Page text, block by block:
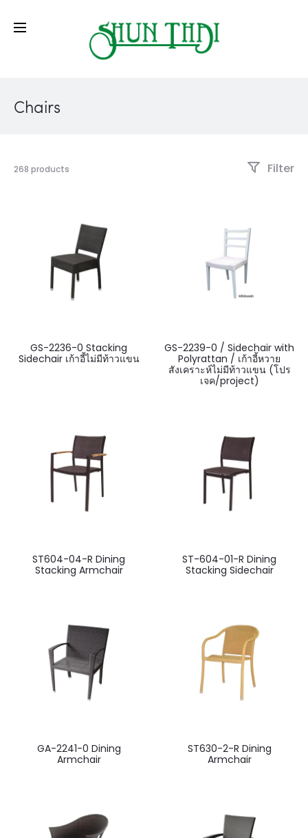
Chairs
268 products Filter
GS-2236-0 Stacking
Sidechair เก้าอี้ไม่มีท้าวแขน
GS-2239-0 / Sidechair with
Polyrattan / เก้าอี้หวาย
สังเคราะห์ไม่มีท้าวแขน (โปร
เจค/project)
ST604-04-R Dining
Stacking Armchair
ST-604-01-R Dining
Stacking Sidechair
GA-2241-0 Dining
Armchair
ST630-2-R Dining
Armchair